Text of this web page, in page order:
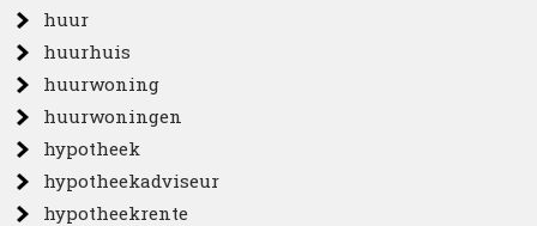
huur
huurhuis
huurwoning
huurwoningen
hypotheek
hypotheekadviseur
hypotheekrente